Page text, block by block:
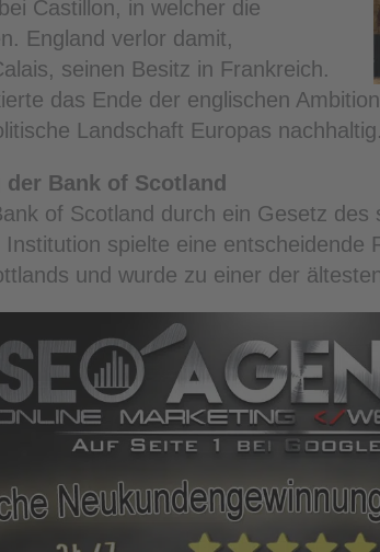
Castillon, in welcher die
England verlor damit,
seinen Besitz in Frankreich.
das Ende der englischen
Landschaft Europas nachhaltig.
der Bank of Scotland
of Scotland durch ein Gesetz des
spielte eine entscheidende
und wurde zu einer der